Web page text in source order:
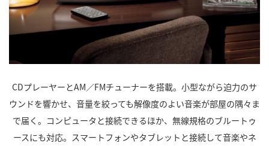
CDプレーヤーとAM／FMチューナーを搭載。小型ながら迫力のサ
ウンドを響かせ、音量を絞っても解像度のよい音楽が部屋の隅々ま
で届く。コンピュータと接続できるほか、無線規格のブルートゥ
ースにも対応。スマートフォンやタブレットと接続して音楽やネ